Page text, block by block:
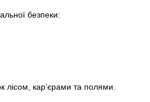
безпеки:
лісом, кар’єрами та полями.